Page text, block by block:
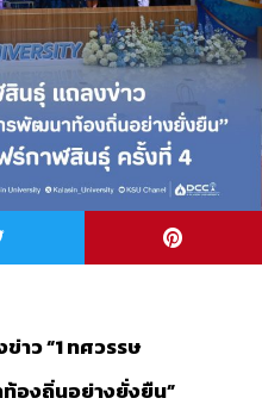
าว “1 ทศวรรษ
องถิ่นอย่างยั่งยืน”